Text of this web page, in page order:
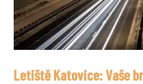
Letiště Katovice: Vaše